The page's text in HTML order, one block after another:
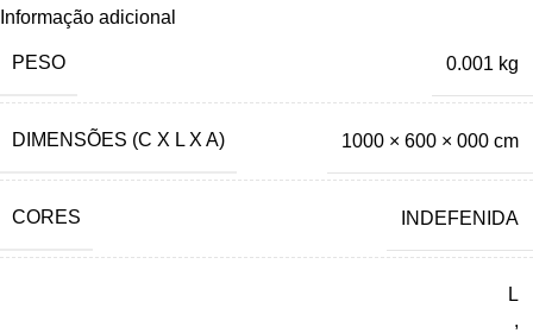
Informação adicional
PESO 0.001 kg
DIMENSÕES (C X L X A) 1000 × 600 × 000 cm
CORES INDEFENIDA
L
,